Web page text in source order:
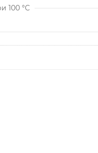
100 °С